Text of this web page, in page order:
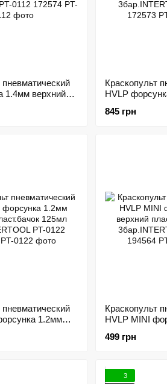
пневматический
1.4мм верхний
0112 172574
Краскопульт
HVLP
845 грн
пневматический
1.2мм
PT-0122
Краскопульт
HVLP MINI
499 грн
3